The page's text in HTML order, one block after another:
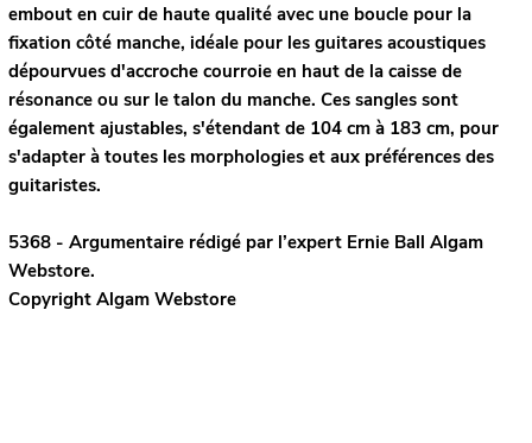
embout en cuir de haute qualité avec une boucle pour la
fixation côté manche, idéale pour les guitares acoustiques
dépourvues d'accroche courroie en haut de la caisse de
résonance ou sur le talon du manche. Ces sangles sont
également ajustables, s'étendant de 104 cm à 183 cm, pour
s'adapter à toutes les morphologies et aux préférences des
guitaristes.
5368 - Argumentaire rédigé par l’expert Ernie Ball Algam
Webstore.
Copyright Algam Webstore